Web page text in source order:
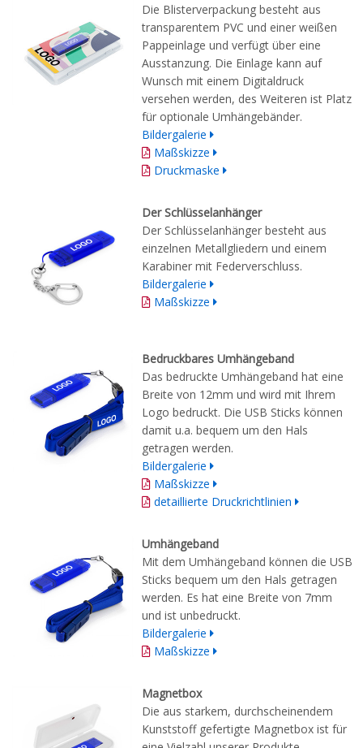
Die Blisterverpackung besteht aus
transparentem PVC und einer weißen
Pappeinlage und verfügt über eine
Ausstanzung. Die Einlage kann auf
Wunsch mit einem Digitaldruck
versehen werden, des Weiteren ist Platz
für optionale Umhängebänder.
Bildergalerie
Maßskizze
Druckmaske
Der Schlüsselanhänger
Der Schlüsselanhänger besteht aus
einzelnen Metallgliedern und einem
Karabiner mit Federverschluss.
Bildergalerie
Maßskizze
Bedruckbares Umhängeband
Das bedruckte Umhängeband hat eine
Breite von 12mm und wird mit Ihrem
Logo bedruckt. Die USB Sticks können
damit u.a. bequem um den Hals
getragen werden.
Bildergalerie
Maßskizze
detaillierte Druckrichtlinien
Umhängeband
Mit dem Umhängeband können die USB
Sticks bequem um den Hals getragen
werden. Es hat eine Breite von 7mm
und ist unbedruckt.
Bildergalerie
Maßskizze
Magnetbox
Die aus starkem, durchscheinendem
Kunststoff gefertigte Magnetbox ist für